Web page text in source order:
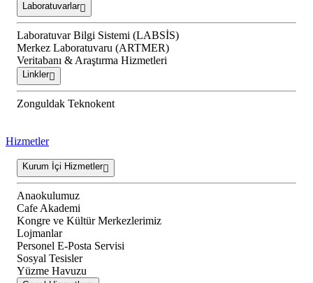
Laboratuvarlar
Laboratuvar Bilgi Sistemi (LABSİS)
Merkez Laboratuvaru (ARTMER)
Veritabanı & Araştırma Hizmetleri
Linkler
Zonguldak Teknokent
Hizmetler
Kurum İçi Hizmetler
Anaokulumuz
Cafe Akademi
Kongre ve Kültür Merkezlerimiz
Lojmanlar
Personel E-Posta Servisi
Sosyal Tesisler
Yüzme Havuzu